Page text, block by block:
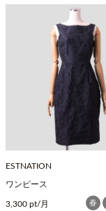
ESTNATION
ワンピース
3,300 pt/月 春